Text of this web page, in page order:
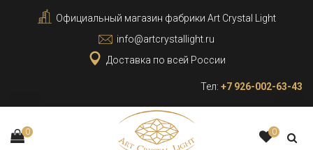
Официальный магазин фабрики Art Crystal Light
info@artcrystallight.ru
Доставка по всей России
Тел: +7 926-002-63-43
0 0